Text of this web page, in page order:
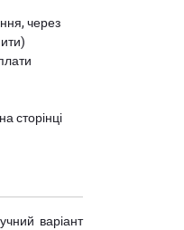
через
на сторінці
варіант